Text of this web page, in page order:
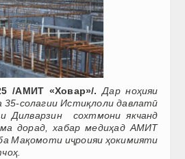
/АМИТ «Ховар»/. Дар ноҳияи
солагии Истиқлоли давлатӣ
Дилварзин сохтмони якчанд
дорад, хабар медиҳад АМИТ
Мақомоти иҷроияи ҳокимияти